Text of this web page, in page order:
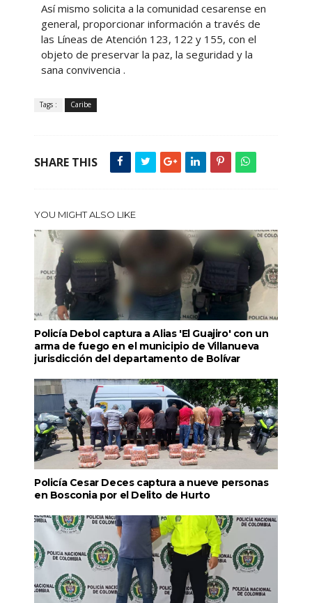
Así mismo solicita a la comunidad cesarense en
general, proporcionar información a través de
las Líneas de Atención 123, 122 y 155, con el
objeto de preservar la paz, la seguridad y la
sana convivencia .
Tags : Caribe
SHARE THIS
YOU MIGHT ALSO LIKE
Policía Debol captura a Alias 'El Guajiro' con un
arma de fuego en el municipio de Villanueva
jurisdicción del departamento de Bolívar
Policía Cesar Deces captura a nueve personas
en Bosconia por el Delito de Hurto